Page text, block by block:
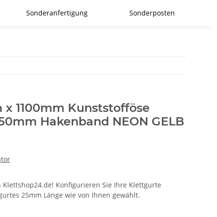
Sonderanfertigung Sonderposten
1100mm Kunststofföse
Hakenband NEON GELB
Konfigurieren Sie Ihre Klettgurte
25mm Länge wie von Ihnen gewählt.